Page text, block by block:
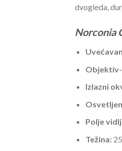
dvogleda,
Norconia
Izlazni
Polje
Težina: